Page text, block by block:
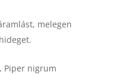
melegen
Piper nigrum